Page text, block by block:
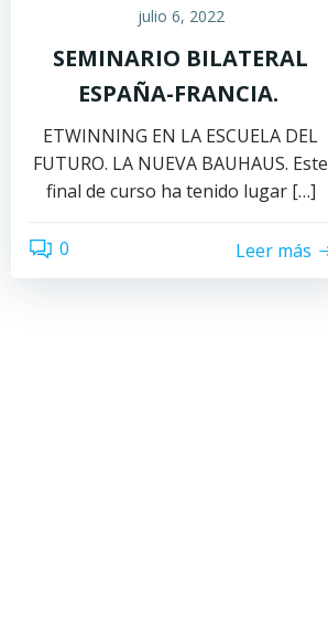
julio 6, 2022
SEMINARIO BILATERAL
ESPAÑA-FRANCIA.
ETWINNING EN LA ESCUELA DEL
FUTURO. LA NUEVA BAUHAUS. Este
final de curso ha tenido lugar […]
0 Leer más